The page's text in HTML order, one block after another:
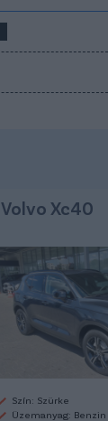
Volvo Xc40
Szín: Szürke
Üzemanyag: Benzin